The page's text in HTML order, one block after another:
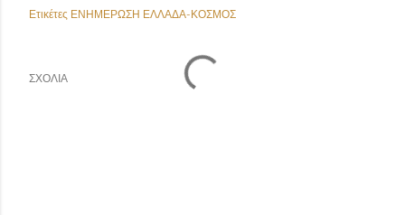
Ετικέτες ΕΝΗΜΕΡΩΣΗ ΕΛΛΑΔΑ-ΚΟΣΜΟΣ
ΣΧΌΛΙΑ